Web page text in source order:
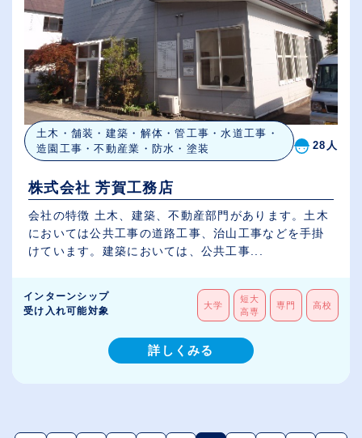
土木・舗装・建築・解体・管工事・水道工事・
造園工事・不動産業・防水・塗装
28人
株式会社 芳賀工務店
会社の特徴 土木、建築、不動産部門があります。土木
においては公共工事の道路工事、治山工事などを手掛
けています。建築においては、公共工事...
インターンシップ
受け入れ可能対象
大学
短大
高専
専門 高校
詳しくみる